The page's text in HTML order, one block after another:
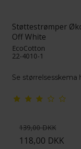
Støttestrømper
Off White
EcoCotton
22-4010-1
Se størrelsesskema
139,00 DKK
118,00 DKK